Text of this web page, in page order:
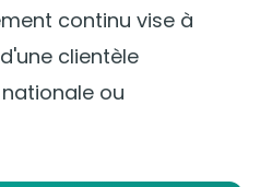
continu vise à
clientèle
ou